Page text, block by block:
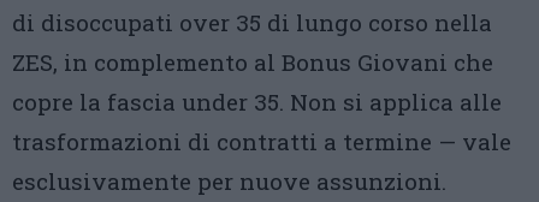
di disoccupati over 35 di lungo corso nella
ZES, in complemento al Bonus Giovani che
copre la fascia under 35. Non si applica alle
trasformazioni di contratti a termine — vale
esclusivamente per nuove assunzioni.